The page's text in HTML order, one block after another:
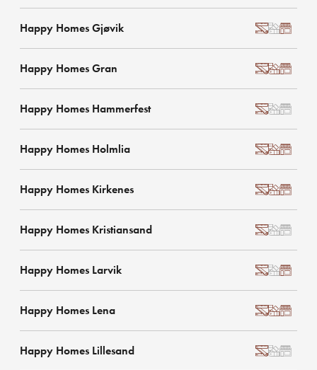
Happy Homes Gjøvik
Happy Homes Gran
Happy Homes Hammerfest
Happy Homes Holmlia
Happy Homes Kirkenes
Happy Homes Kristiansand
Happy Homes Larvik
Happy Homes Lena
Happy Homes Lillesand